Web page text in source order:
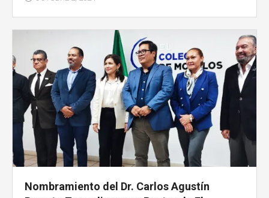
Nombramiento del Dr. Carlos Agustín